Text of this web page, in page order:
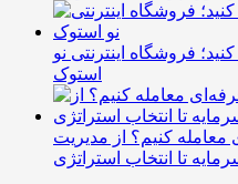
فروشگاه اینترنتی نو
استوک
معامله کنیم؟ از مدیریت
تا انتخاب استراتژی